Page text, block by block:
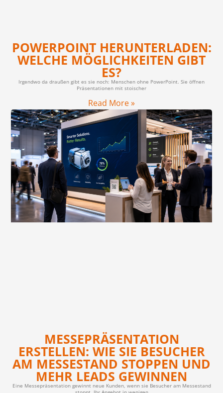
POWERPOINT HERUNTERLADEN:
WELCHE MÖGLICHKEITEN GIBT
ES?
Irgendwo da draußen gibt es sie noch: Menschen ohne PowerPoint. Sie öffnen
Präsentationen mit stoischer
Read More »
MESSEPRÄSENTATION
ERSTELLEN: WIE SIE BESUCHER
AM MESSESTAND STOPPEN UND
MEHR LEADS GEWINNEN
Eine Messepräsentation gewinnt neue Kunden, wenn sie Besucher am Messestand